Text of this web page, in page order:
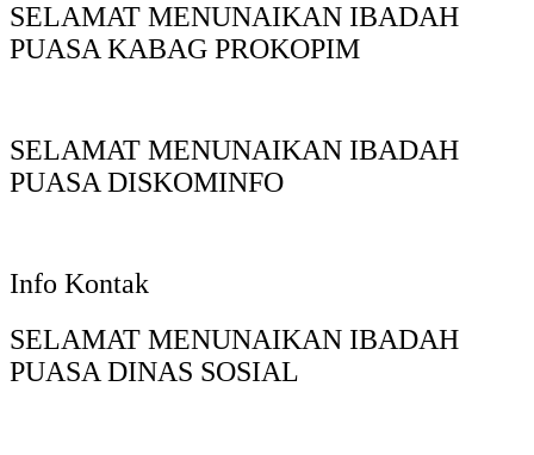
SELAMAT MENUNAIKAN IBADAH
PUASA KABAG PROKOPIM
SELAMAT MENUNAIKAN IBADAH
PUASA DISKOMINFO
Info Kontak
SELAMAT MENUNAIKAN IBADAH
PUASA DINAS SOSIAL